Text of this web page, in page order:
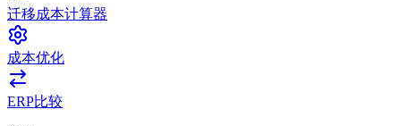
迁移成本计算器
成本优化
ERP比较